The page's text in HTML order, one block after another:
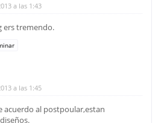
a las 1:43
ers tremendo.
a las 1:45
acuerdo al postpoular,estan